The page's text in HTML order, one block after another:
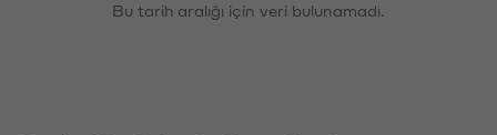
Bu tarih aralığı için veri bulunamadı.